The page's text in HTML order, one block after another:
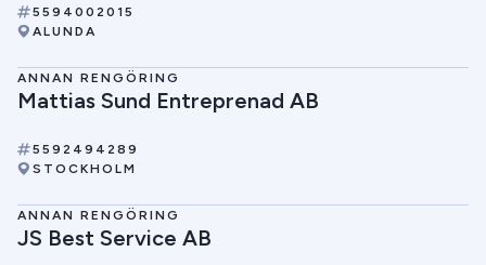
5594002015
ALUNDA
ANNAN RENGÖRING
Mattias Sund Entreprenad AB
5592494289
STOCKHOLM
ANNAN RENGÖRING
JS Best Service AB